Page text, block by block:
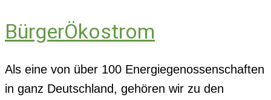
BürgerÖkostrom
Als eine von über 100 Energiegenossenschaften
in ganz Deutschland, gehören wir zu den